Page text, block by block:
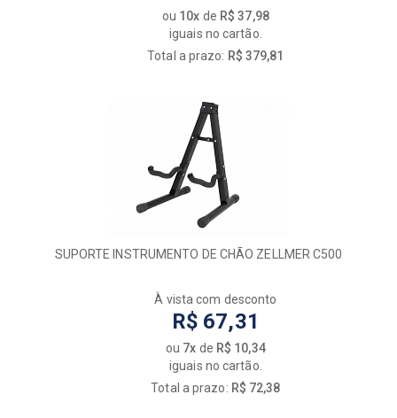
ou 10x de R$ 37,98
iguais no cartão.
Total a prazo: R$ 379,81
SUPORTE INSTRUMENTO DE CHÃO ZELLMER C500
À vista com desconto
R$ 67,31
ou 7x de R$ 10,34
iguais no cartão.
Total a prazo: R$ 72,38